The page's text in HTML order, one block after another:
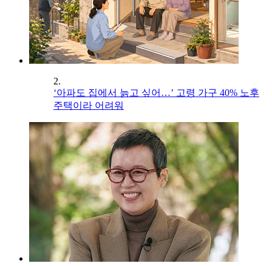
2.
‘아파도 집에서 늙고 싶어…’ 고령 가구 40% 노후
주택이라 어려워